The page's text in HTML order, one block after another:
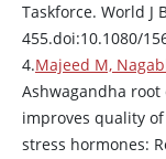
Taskforce. World J
455.doi:10.1080/
4.Majeed M,
Ashwagandha root
improves quality
stress hormones: